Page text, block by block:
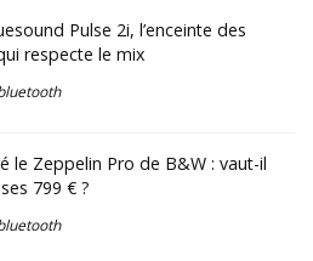
Pulse 2i, l’enceinte des
respecte le mix
le Zeppelin Pro de B&W : vaut-il
799 € ?